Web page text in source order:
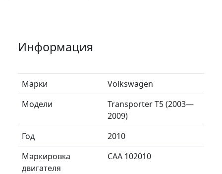
Информация
Марки
Volkswagen
Модели
Transporter T5 (2003—
2009)
Год
2010
Маркировка
двигателя
CAA 102010